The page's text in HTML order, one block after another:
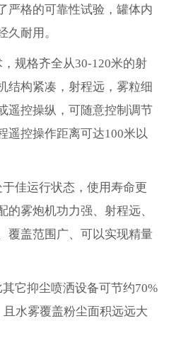
严格的可靠性试验，罐体内
久耐用。
规格齐全从30-120米的射
结构紧凑，射程远，雾粒细
遥控操纵，可随意控制调节
遥控操作距离可达100米以
佳运行状态，使用寿命更
雾炮机功力强、射程远、
覆盖范围广、可以实现精量
它抑尘喷洒设备可节约70%
水雾覆盖粉尘面积远远大